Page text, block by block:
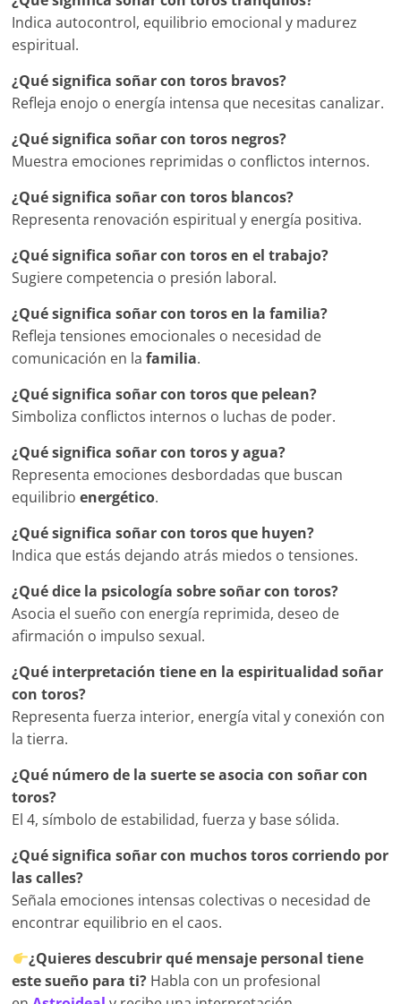
Indica autocontrol, equilibrio emocional y madurez
espiritual.
¿Qué significa soñar con toros bravos?
Refleja enojo o energía intensa que necesitas canalizar.
¿Qué significa soñar con toros negros?
Muestra emociones reprimidas o conflictos internos.
¿Qué significa soñar con toros blancos?
Representa renovación espiritual y energía positiva.
¿Qué significa soñar con toros en el trabajo?
Sugiere competencia o presión laboral.
¿Qué significa soñar con toros en la familia?
Refleja tensiones emocionales o necesidad de
comunicación en lafamilia.
¿Qué significa soñar con toros que pelean?
Simboliza conflictos internos o luchas de poder.
¿Qué significa soñar con toros y agua?
Representa emociones desbordadas que buscan
equilibrioenergético.
¿Qué significa soñar con toros que huyen?
Indica que estás dejando atrás miedos o tensiones.
¿Qué dice la psicología sobre soñar con toros?
Asocia el sueño con energía reprimida, deseo de
afirmación o impulso sexual.
¿Qué interpretación tiene en la espiritualidad soñar
con toros?
Representa fuerza interior, energía vital y conexión con
la tierra.
¿Qué número de la suerte se asocia con soñar con
toros?
El 4, símbolo de estabilidad, fuerza y base sólida.
¿Qué significa soñar con muchos toros corriendo por
las calles?
Señala emociones intensas colectivas o necesidad de
encontrar equilibrio en el caos.
¿Quieres descubrir qué mensaje personal tiene
este sueño para ti? Habla con un profesional